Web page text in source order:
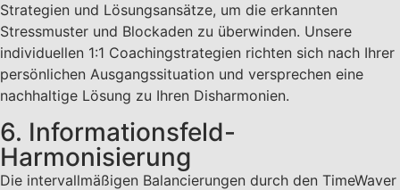
Strategien und Lösungsansätze, um die erkannten
Stressmuster und Blockaden zu überwinden. Unsere
individuellen 1:1 Coachingstrategien richten sich nach Ihrer
persönlichen Ausgangssituation und versprechen eine
nachhaltige Lösung zu Ihren Disharmonien.
6. Informationsfeld-
Harmonisierung
Die intervallmäßigen Balancierungen durch den TimeWaver